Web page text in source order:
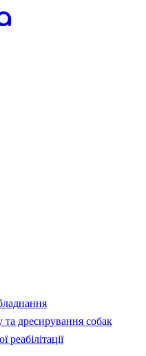
дресирування собак